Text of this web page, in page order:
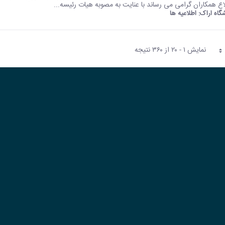
همکاران گرامی می رساند با عنایت به مصوبه هیات رئیسه...
اراک: اطلاعیه ها
نمایش ۱ - ۲۰ از ۳۶۰ نتیجه